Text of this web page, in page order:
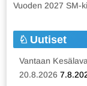
Vuoden 2027 SM-
Uutiset
Vantaan
20.8.2026